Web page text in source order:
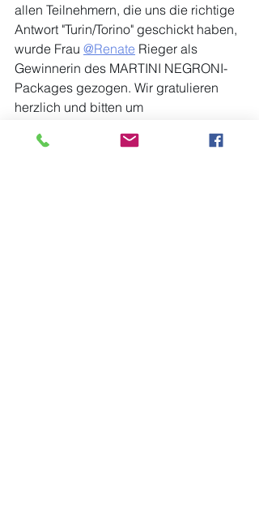
allen Teilnehmern, die uns die richtige
Antwort "Turin/Torino" geschickt haben,
wurde Frau @Renate Rieger als
Gewinnerin des MARTINI NEGRONI-
Packages gezogen. Wir gratulieren
herzlich und bitten um
italy@iloveitaly.at
zwecks Übermittlung